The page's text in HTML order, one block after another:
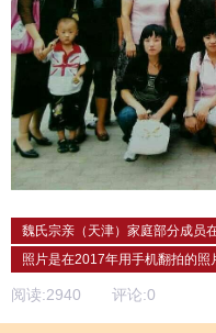
魏氏宗亲（天津）家庭部分成员
照片是在2017年用手机翻拍的照
阅读:2940 评论:0